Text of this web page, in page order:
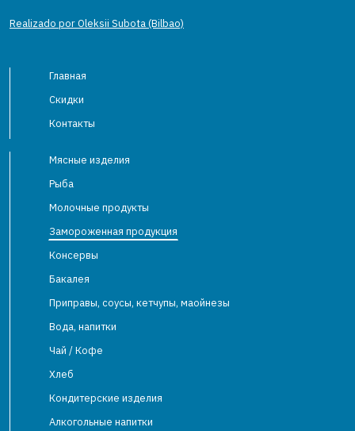
Realizado por Oleksii Subota (Bilbao)
Главная
Скидки
Контакты
Мясные изделия
Рыба
Молочные продукты
Замороженная продукция
Консервы
Бакалея
Приправы, соусы, кетчупы, маойнезы
Вода, напитки
Чай / Кофе
Хлеб
Кондитерские изделия
Алкогольные напитки